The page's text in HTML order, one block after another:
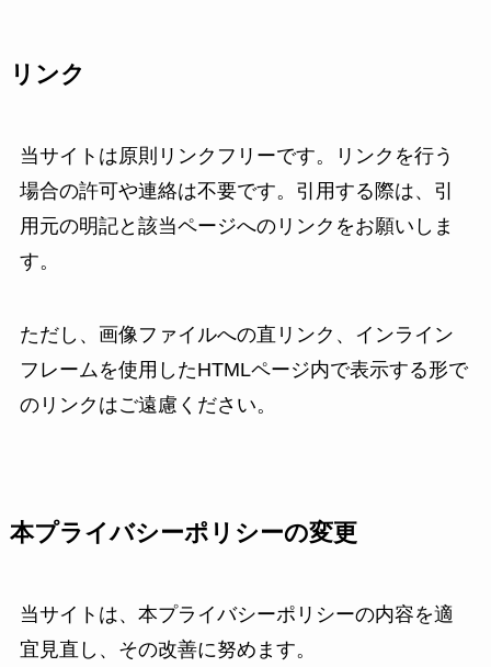
リンク
当サイトは原則リンクフリーです。リンクを行う
場合の許可や連絡は不要です。引用する際は、引
用元の明記と該当ページへのリンクをお願いしま
す。
ただし、画像ファイルへの直リンク、インライン
フレームを使用したHTMLページ内で表示する形で
のリンクはご遠慮ください。
本プライバシーポリシーの変更
当サイトは、本プライバシーポリシーの内容を適
宜見直し、その改善に努めます。